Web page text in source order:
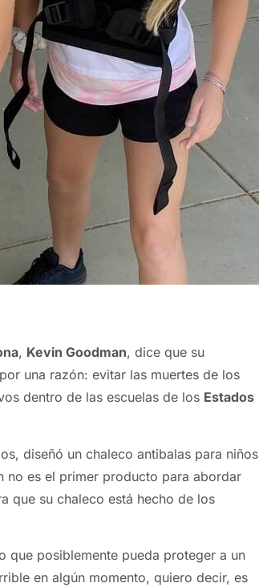
, Kevin Goodman, dice que su
una razón: evitar las muertes de los
dentro de las escuelas de los Estados
diseñó un chaleco antibalas para niños
no es el primer producto para abordar
que su chaleco está hecho de los
que posiblemente pueda proteger a un
en algún momento, quiero decir, es